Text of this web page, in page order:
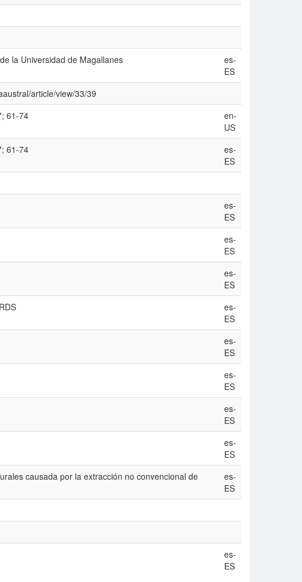
la Universidad de Magallanes
es-
ES
article/view/33/39
61-74
en-
US
61-74
es-
ES
es-
ES
es-
ES
es-
ES
es-
ES
es-
ES
es-
ES
es-
ES
es-
ES
causada por la extracción no convencional de
es-
ES
es-
ES